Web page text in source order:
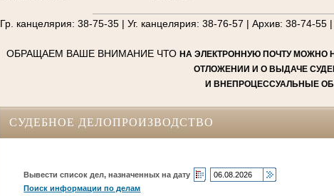
Гр. канцелярия: 38-75-35 | Уг. канцелярия: 38-76-57 | Архив: 38-74-
ОБРАЩАЕМ ВАШЕ ВНИМАНИЕ ЧТО НА ЭЛЕКТРОННУЮ ПОЧТУ МОЖНО
ОТЛОЖЕНИИ И О ВЫДАЧЕ
И ВНЕПРОЦЕССУАЛЬНЫЕ
СУДЕБНОЕ ДЕЛОПРОИЗВОДСТВО
Вывести список дел, назначенных на дату
Поиск информации по делам